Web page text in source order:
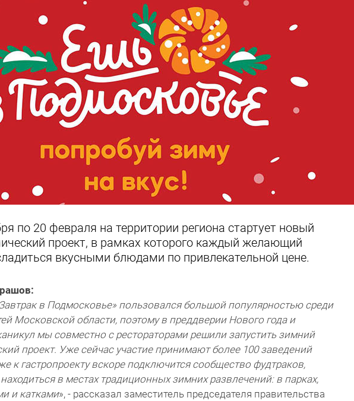
по 20 февраля на территории региона стартует новый
проект, в рамках которого каждый желающий
вкусными блюдами по привлекательной цене.
в Подмосковье» пользовался большой популярностью среди
Московской области, поэтому в преддверии Нового года и
мы совместно с рестораторами решили запустить зимний
проект. Уже сейчас участие принимают более 100 заведений
к гастропроекту вскоре подключится сообщество фудтраков,
в местах традиционных зимних развлечений: в парках,
и катками», - рассказал заместитель председателя правительства